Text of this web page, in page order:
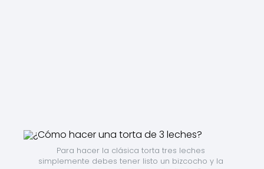
Para hacer la clásica torta tres leches
simplemente debes tener listo un bizcocho y la